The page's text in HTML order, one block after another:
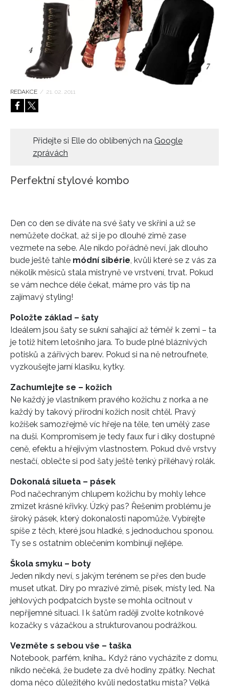
REDAKCE / 21. 02. 2011
Přidejte si Elle do oblíbených na Google
zprávách
Perfektní stylové kombo
Den co den se díváte na své šaty ve skříni a už se
nemůžete dočkat, až si je po dlouhé zimě zase
vezmete na sebe. Ale nikdo pořádně neví, jak dlouho
bude ještě tahle módní sibérie, kvůli které se z vás za
několik měsíců stala mistryně ve vrstvení, trvat. Pokud
se vám nechce déle čekat, máme pro vás tip na
zajímavý styling!
Položte základ – šaty
Ideálem jsou šaty se sukní sahající až téměř k zemi – ta
je totiž hitem letošního jara. To bude plné bláznivých
potisků a zářivých barev. Pokud si na ně netroufnete,
vyzkoušejte jarní klasiku, kytky.
Zachumlejte se – kožich
Ne každý je vlastníkem pravého kožichu z norka a ne
každý by takový přírodní kožich nosit chtěl. Pravý
kožíšek samozřejmě víc hřeje na těle, ten umělý zase
na duši. Kompromisem je tedy faux fur i díky dostupné
ceně, efektu a hřejivým vlastnostem. Pokud dvě vrstvy
nestačí, oblečte si pod šaty ještě tenký přiléhavý rolák.
Dokonalá silueta – pásek
Pod načechraným chlupem kožichu by mohly lehce
zmizet krásné křivky. Úzký pas? Řešením problému je
široký pásek, který dokonalosti napomůže. Vybírejte
spíše z těch, které jsou hladké, s jednoduchou sponou.
Ty se s ostatním oblečením kombinují nejlépe.
Škola smyku – boty
Jeden nikdy neví, s jakým terénem se přes den bude
muset utkat. Díry po mrazivé zimě, písek, místy led. Na
jehlových podpatcích byste se mohla ocitnout v
nepříjemné situaci. I k šatům raději zvolte kotníkové
kozačky s vázačkou a strukturovanou podrážkou.
Vezměte s sebou vše – taška
Notebook, parfém, kniha… Když ráno vycházíte z domu,
nikdo nečeká, že budete za dvě hodiny zpátky. Nechat
doma něco důležitého kvůli nedostatku místa? Velká